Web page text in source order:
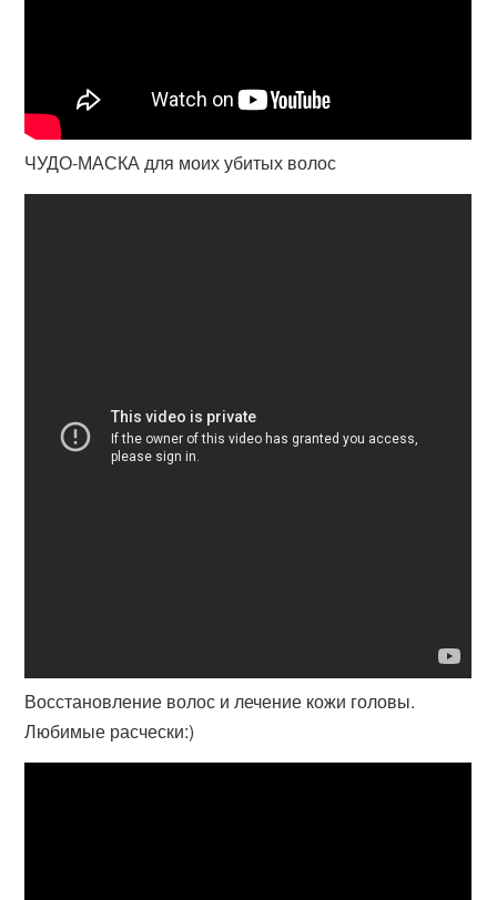
ЧУДО-МАСКА для моих убитых волос
Восстановление волос и лечение кожи головы.
Любимые расчески:)